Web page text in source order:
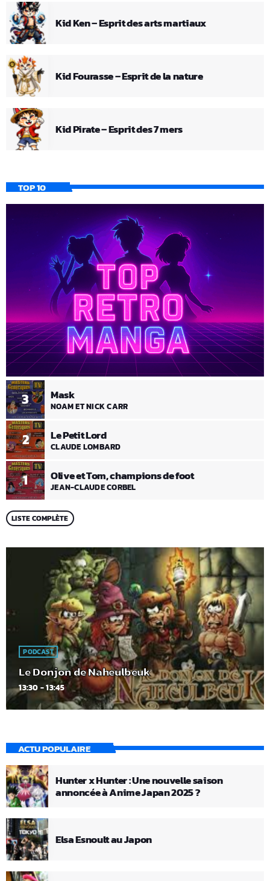
Kid Ken – Esprit des arts martiaux
Kid Fourasse – Esprit de la nature
Kid Pirate – Esprit des 7 mers
TOP 10
1 Olive et Tom, champions de foot
JEAN-CLAUDE CORBEL
2 Le Petit Lord
CLAUDE LOMBARD
3 Mask
NOAM ET NICK CARR
LISTE COMPLÈTE
PODCAST
Le Donjon de Naheulbeuk
13:30 - 13:45
ACTU POPULAIRE
Hunter x Hunter : Une nouvelle saison
annoncée à Anime Japan 2025 ?
Elsa Esnoult au Japon